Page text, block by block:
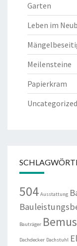
Garten
Leben im
Meilensteine
Papierkram
Uncategorized
504 Ausstattung
Bauträger
Dachdecker Dachstuhl